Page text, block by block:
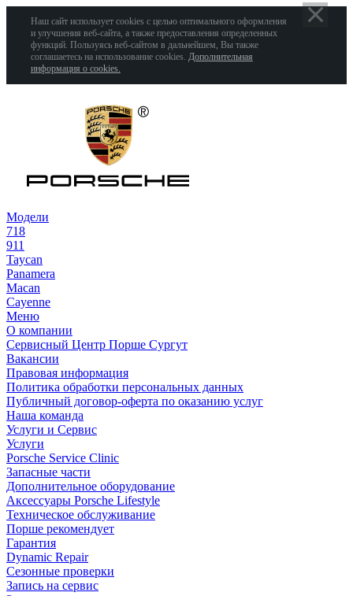
Наш сайт использует cookies с целью оптимального оформления
и улучшения веб-сайта, а также предоставления определенных
функций. Пользуясь веб-сайтом в дальнейшем, Вы также
соглашаетесь на использование cookies. Дополнительная
информация о cookies.
Модели
718
911
Taycan
Panamera
Macan
Cayenne
Меню
О компании
Сервисный Центр Порше Сургут
Вакансии
Правовая информация
Политика обработки персональных данных
Публичный договор-оферта по оказанию услуг
Наша команда
Услуги и Сервис
Услуги
Porsche Service Clinic
Запасные части
Дополнительное оборудование
Аксессуары Porsche Lifestyle
Техническое обслуживание
Порше рекомендует
Гарантия
Dynamic Repair
Сезонные проверки
Запись на сервис